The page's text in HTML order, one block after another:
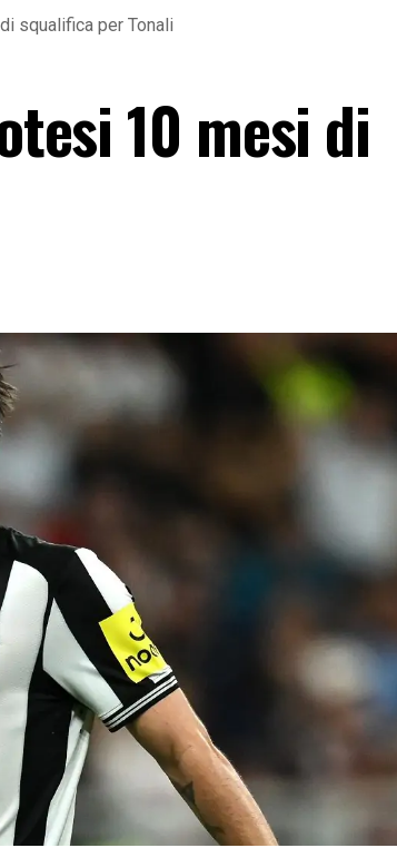
squalifica per Tonali
10 mesi di